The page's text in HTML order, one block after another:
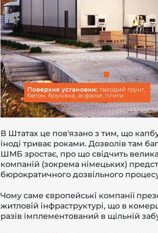
В Штатах це пов'язано з тим, що
іноді триває роками. Дозволів там
ШМБ зростає, про що свідчить
компаній (зокрема німецьких)
бюрократичного дозвільного
Чому саме європейські компанії
житловій інфраструктурі, що в
разів імплементований в щільній